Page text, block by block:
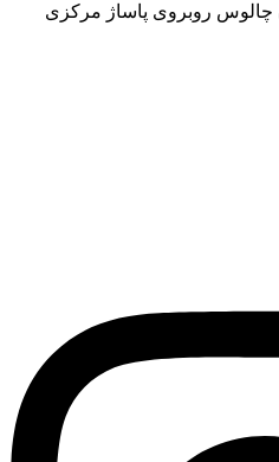
چالوس روبروی پاساژ مرکزی